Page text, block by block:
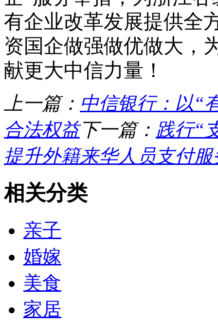
有企业改革发展提供全
资国企做强做优做大，
献更大中信力量！
上一篇： 中信银行：以“
合法权益下一篇： 践行“
提升外籍来华人员支付
相关分类
亲子
婚嫁
美食
家居